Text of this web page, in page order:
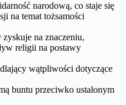
narodową, co staje się
na temat tożsamości
zyskuje na znaczeniu,
religii na postawy
wątpliwości dotyczące
buntu przeciwko ustalonym